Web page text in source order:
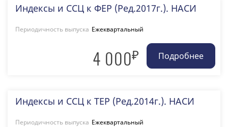
Индексы и ССЦ к ФЕР (Ред.2017г.). НАСИ
Периодичность выпуска Ежеквартальный
4 000₽
Индексы и ССЦ к ТЕР (Ред.2014г.). НАСИ
Периодичность выпуска Ежеквартальный